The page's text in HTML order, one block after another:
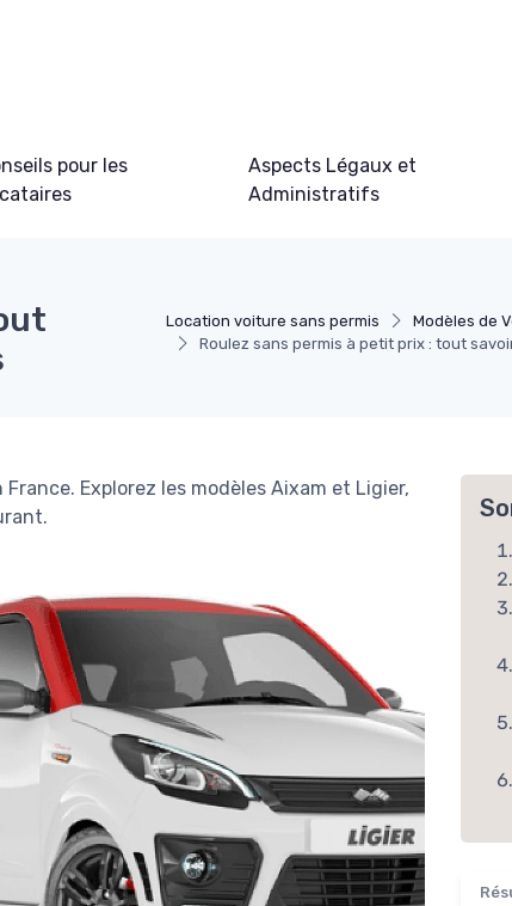
pour les
Aspects Légaux et
Administratifs
Location voiture sans permis Modèles de
Roulez sans permis à petit prix : tout
Explorez les modèles Aixam et Ligier,